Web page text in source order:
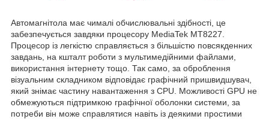
Автомагнітола має чималі обчислювальні здібності, це
забезпечується завдяки процесору MediaTek MT8227.
Процесор із легкістю справляється з більшістю повсякденних
завдань, на кшталт роботи з мультимедійними файлами,
використання інтернету тощо. Так само, за оброблення
візуальним складником відповідає графічний пришвидшувач,
який знімає частину навантаження з CPU. Можливості GPU не
обмежуються підтримкою графічної оболонки системи, за
потреби він може справлятися навіть із деякими простими